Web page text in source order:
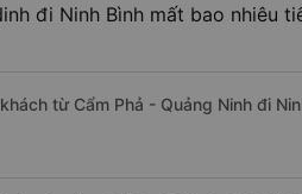
đi Ninh Bình mất bao nhiêu
từ Cẩm Phả - Quảng Ninh đi